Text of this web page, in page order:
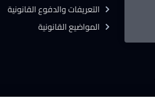
التعريفات والدفوع القانونية
المواضيع القانونية